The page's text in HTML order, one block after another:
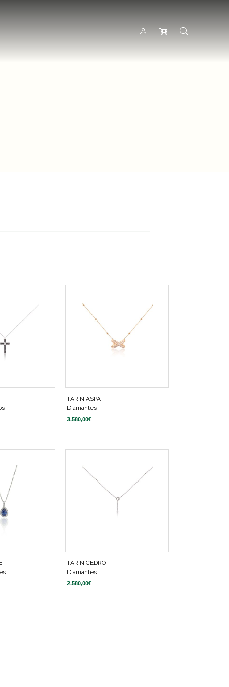
TARIN ASPA
Diamantes
3.580,00€
TARIN CEDRO
Diamantes
2.580,00€